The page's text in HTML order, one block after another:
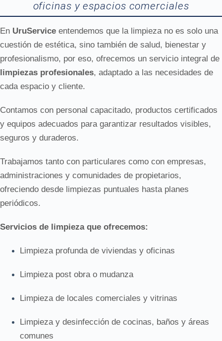
oficinas y espacios comerciales
En UruService entendemos que la limpieza no es solo una
cuestión de estética, sino también de salud, bienestar y
profesionalismo, por eso, ofrecemos un servicio integral de
limpiezas profesionales, adaptado a las necesidades de
cada espacio y cliente.
Contamos con personal capacitado, productos certificados
y equipos adecuados para garantizar resultados visibles,
seguros y duraderos.
Trabajamos tanto con particulares como con empresas,
administraciones y comunidades de propietarios,
ofreciendo desde limpiezas puntuales hasta planes
periódicos.
Servicios de limpieza que ofrecemos:
Limpieza profunda de viviendas y oficinas
Limpieza post obra o mudanza
Limpieza de locales comerciales y vitrinas
Limpieza y desinfección de cocinas, baños y áreas
comunes